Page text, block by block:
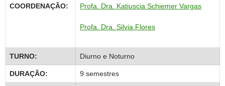
COORDENAÇÃO: Profa. Dra. Katiuscia Schiemer Vargas
Profa. Dra. Silvia Flores
TURNO: Diurno e Noturno
DURAÇÃO: 9 semestres